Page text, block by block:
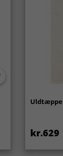
Uldtæppe
kr.629